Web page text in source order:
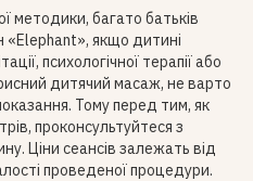
методики, багато батьків
якщо дитині
психологічної терапії або
дитячий масаж, не варто
Тому перед тим, як
проконсультуйтеся з
Ціни сеансів залежать від
проведеної процедури.